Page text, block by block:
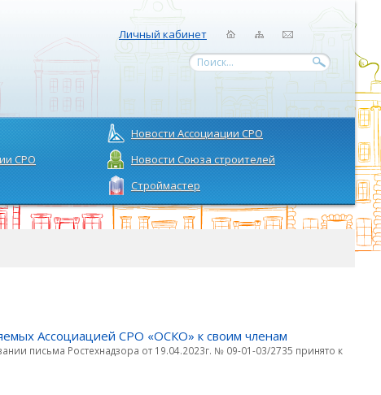
Личный кабинет
Поиск...
Новости Ассоциации СРО
СРО
Новости Союза строителей
Строймастер
Ассоциацией СРО «ОСКО» к своим членам
письма Ростехнадзора от 19.04.2023г. № 09-01-03/2735 принято к